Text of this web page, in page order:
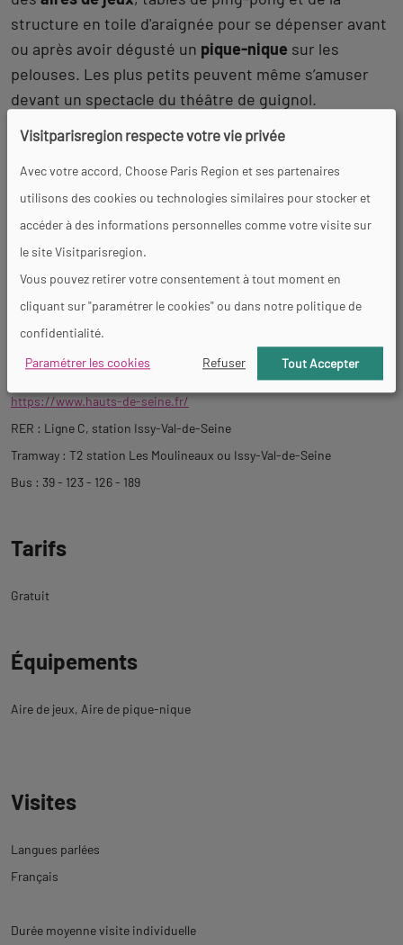
structure en toile d'araignée pour se dépenser avant
ou après avoir dégusté un pique-nique sur les
pelouses. Les plus petits peuvent même s’amuser
devant un spectacle du théâtre de guignol.
De quoi passer des journées complètes dès que le
temps le permet.
Revenir
l'onglet
description
Accès et contacts
Parc de l'île Saint-Germain
170, quai de Stalingrad
92130 Issy-les-Moulineaux
01 55 95 98 92
https://www.hauts-de-seine.fr/
RER : Ligne C, station Issy-Val-de-Seine
Tramway : T2 station Les Moulineaux ou Issy-Val-de-Seine
Bus : 39 - 123 - 126 - 189
Tarifs
Gratuit
Équipements
Aire de jeux Aire de pique-nique
Visites
Langues parlées
Français
Durée moyenne visite individuelle
Visitparisregion respecte votre vie privée
Avec votre accord, Choose Paris Region et ses partenaires
utilisons des cookies ou technologies similaires pour stocker et
accéder à des informations personnelles comme votre visite sur
le site Visitparisregion.
Vous pouvez retirer votre consentement à tout moment en
cliquant sur "paramétrer le cookies" ou dans notre politique de
confidentialité.
Paramétrer les cookies
Refuser Tout Accepter